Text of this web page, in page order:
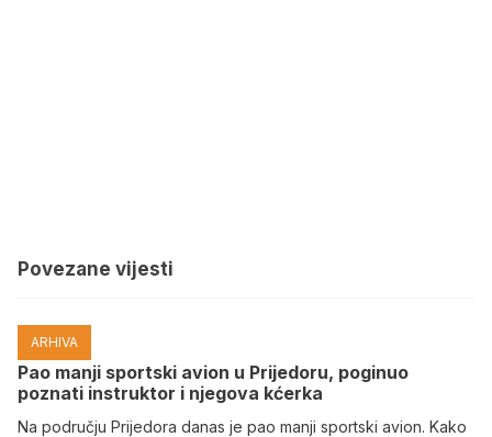
Povezane vijesti
ARHIVA
Pao manji sportski avion u Prijedoru, poginuo
poznati instruktor i njegova kćerka
Na području Prijedora danas je pao manji sportski avion. Kako